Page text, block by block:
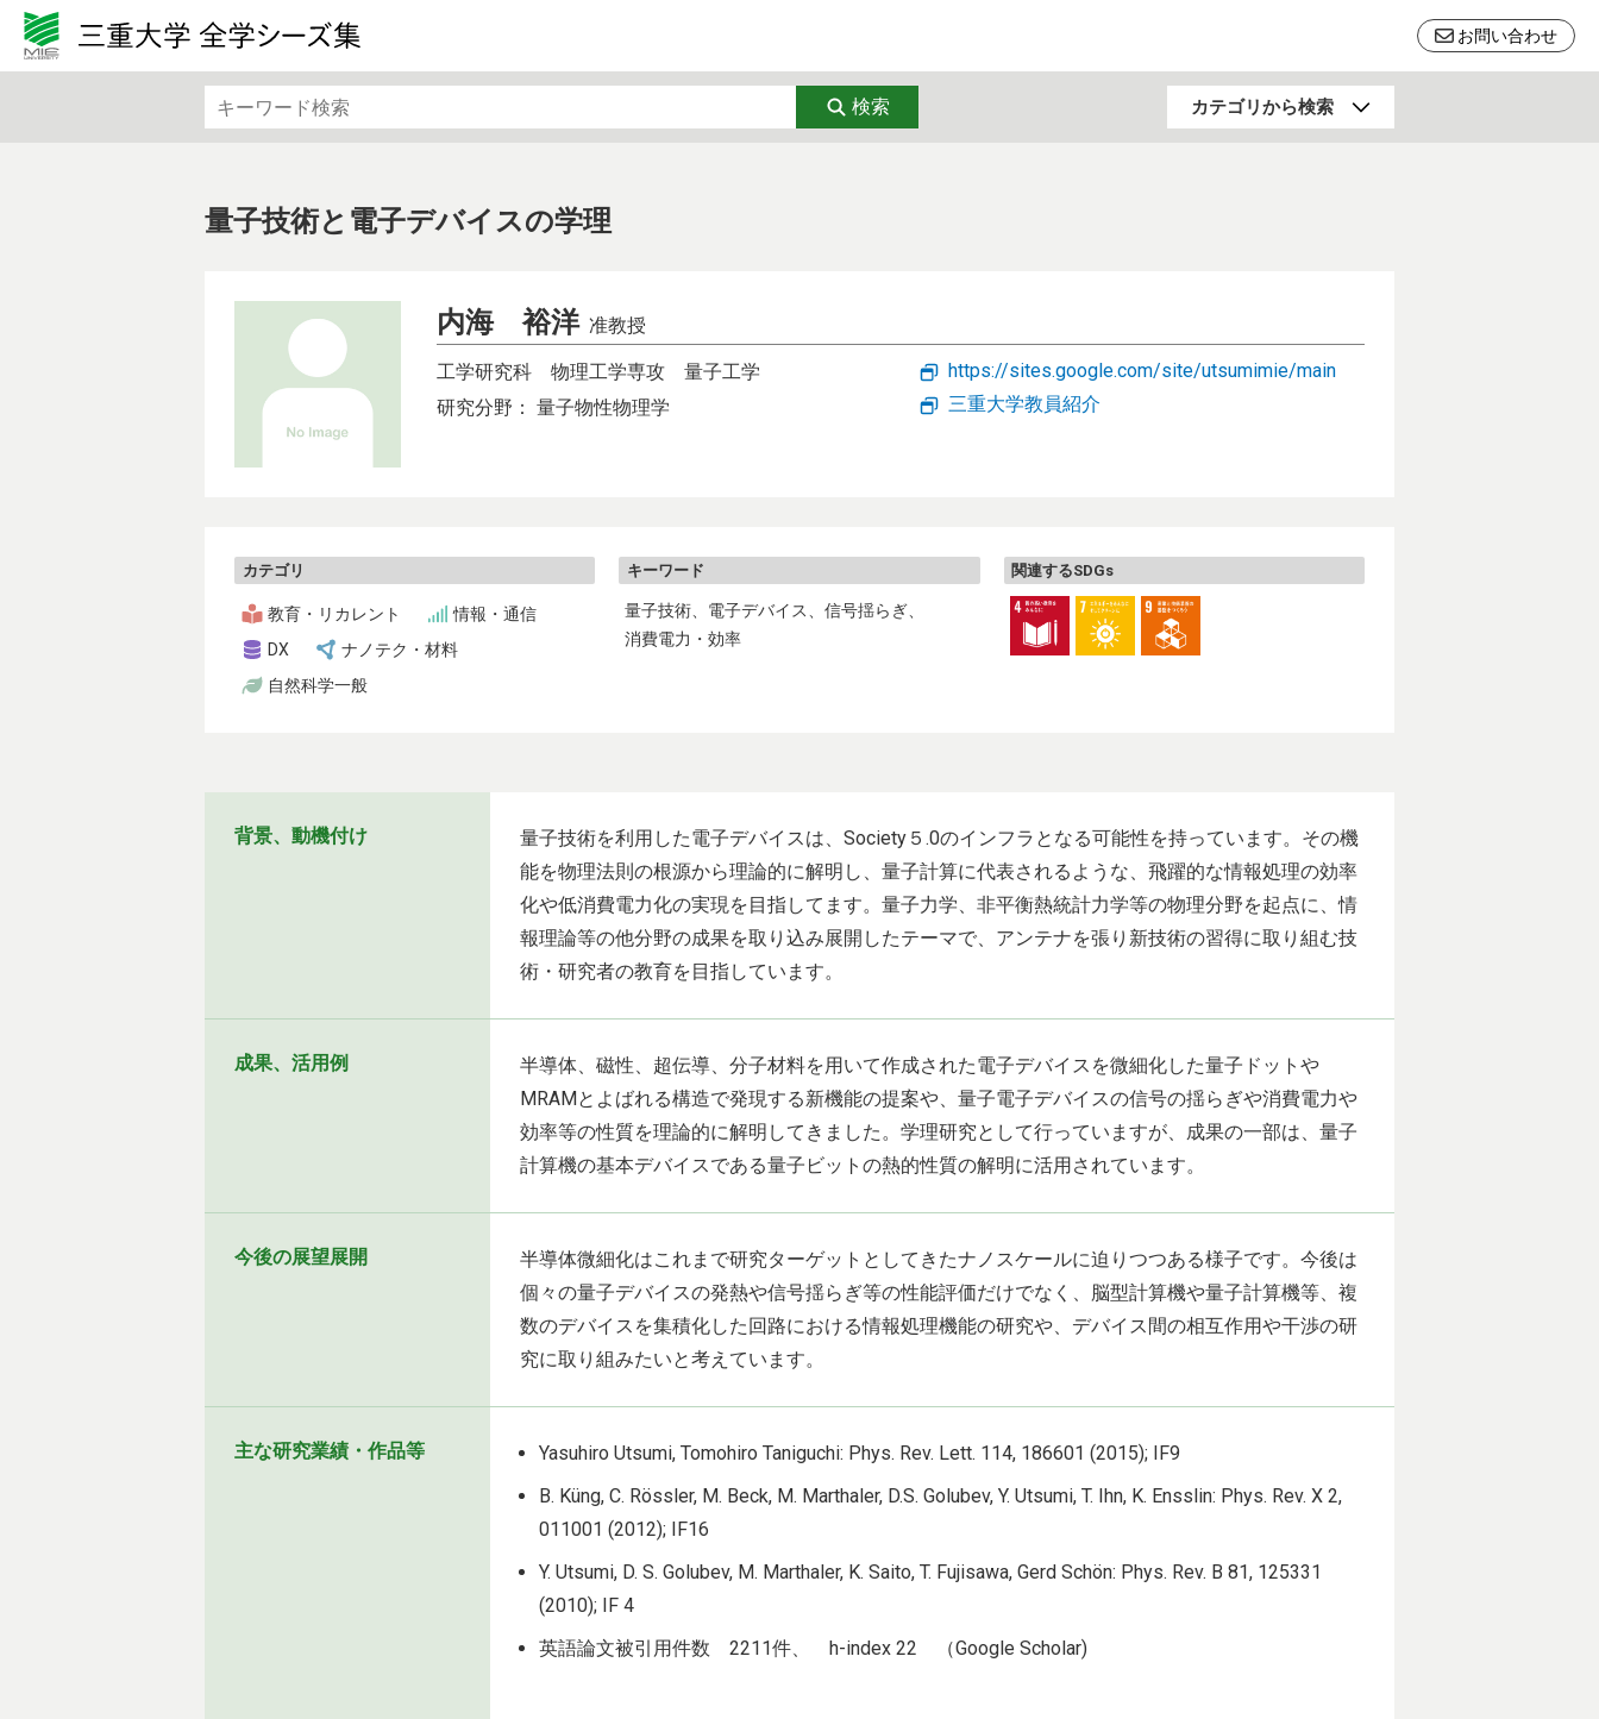
お問い合わせ
検索 カテゴリから検索
量子技術と電子デバイスの学理
内海 裕洋 准教授
工学研究科 物理工学専攻
量子工学
研究分野： 量子物性物理学
https://sites.google.com/site/utsumimie/main
三重大学教員紹介
カテゴリ
教育・リカレント
情報・通信
DX
ナノテク・材料
自然科学一般
キーワード
量子技術 電子デバイス
信号揺らぎ
消費電力・効率
関連するSDGs
背景、動機付け
量子技術を利用した電子デバイスは、Society５.0のインフラとなる可能性を持っています。その機
能を物理法則の根源から理論的に解明し、量子計算に代表されるような、飛躍的な情報処理の効率
化や低消費電力化の実現を目指してます。量子力学、非平衡熱統計力学等の物理分野を起点に、情
報理論等の他分野の成果を取り込み展開したテーマで、アンテナを張り新技術の習得に取り組む技
術・研究者の教育を目指しています。
成果、活用例
半導体、磁性、超伝導、分子材料を用いて作成された電子デバイスを微細化した量子ドットや
MRAMとよばれる構造で発現する新機能の提案や、量子電子デバイスの信号の揺らぎや消費電力や
効率等の性質を理論的に解明してきました。学理研究として行っていますが、成果の一部は、量子
計算機の基本デバイスである量子ビットの熱的性質の解明に活用されています。
今後の展望展開
半導体微細化はこれまで研究ターゲットとしてきたナノスケールに迫りつつある様子です。今後は
個々の量子デバイスの発熱や信号揺らぎ等の性能評価だけでなく、脳型計算機や量子計算機等、複
数のデバイスを集積化した回路における情報処理機能の研究や、デバイス間の相互作用や干渉の研
究に取り組みたいと考えています。
主な研究業績・作品等
Yasuhiro Utsumi, Tomohiro Taniguchi: Phys. Rev. Lett. 114, 186601 (2015); IF9
B. Küng, C. Rössler, M. Beck, M. Marthaler, D.S. Golubev, Y. Utsumi, T. Ihn, K. Ensslin: Phys. Rev. X 2,
011001 (2012); IF16
Y. Utsumi, D. S. Golubev, M. Marthaler, K. Saito, T. Fujisawa, Gerd Schön: Phys. Rev. B 81, 125331
(2010); IF 4
英語論文被引用件数 2211件、 h-index 22 （Google Scholar)
カテゴリから検索
文学・文化・地域 教育・リカレント 行動科学
機械・電気電子・化学工業 情報・通信